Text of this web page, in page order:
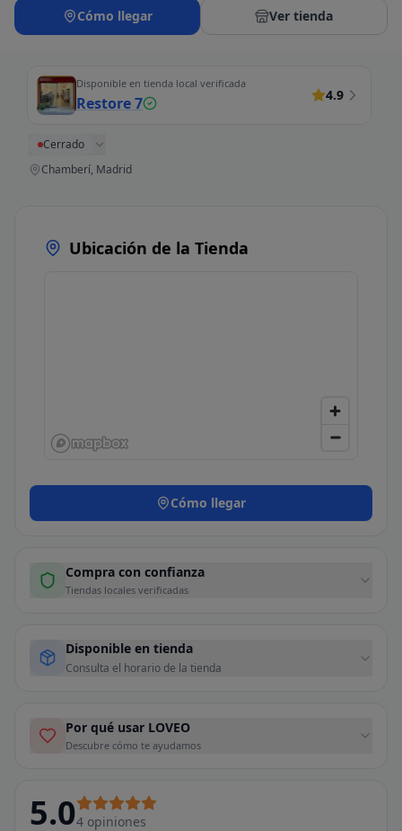
Cómo llegar Ver tienda
Disponible en tienda local verificada
Restore 7 4.9
Cerrado
Chamberí, Madrid
Ubicación de la Tienda
Cómo llegar
Compra con confianza
Tiendas locales verificadas
Disponible en tienda
Consulta el horario de la tienda
Por qué usar LOVEO
Descubre cómo te ayudamos
5.04 opiniones